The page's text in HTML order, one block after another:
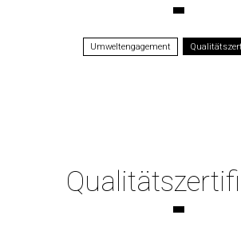
Umweltengagement